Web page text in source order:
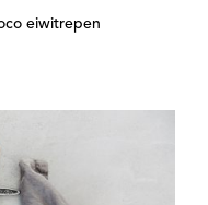
eiwitrepen